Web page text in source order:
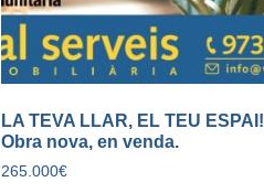
LA TEVA LLAR, EL TEU ESPAI!
Obra nova, en venda.
265.000€